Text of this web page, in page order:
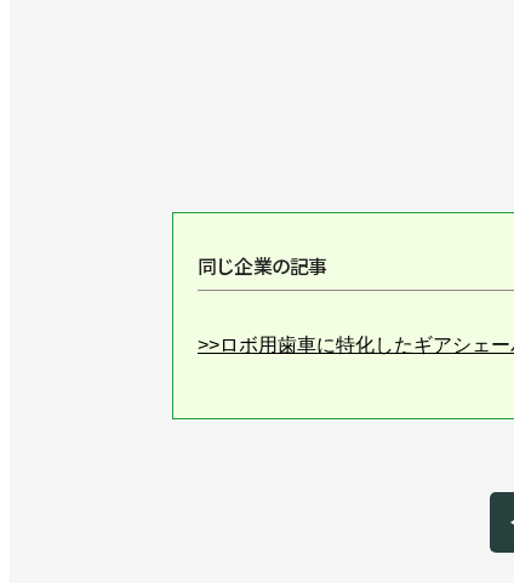
同じ企業の記事
>>ロボ用歯車に特化したギアシェ